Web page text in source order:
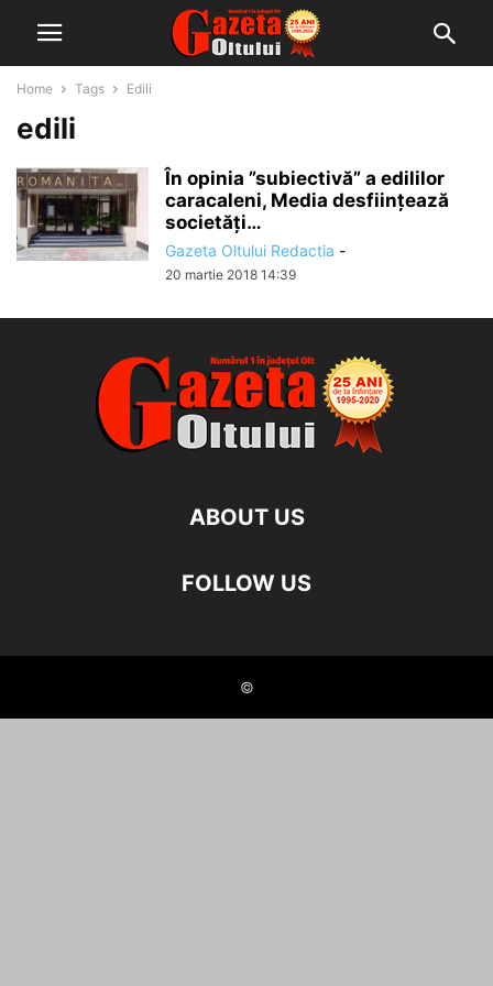
Home Tags Edili
edili
În opinia ”subiectivă” a edililor
caracaleni, Media desființează
societăți…
Gazeta Oltului Redactia -
20 martie 2018 14:39
ABOUT US
FOLLOW US
©